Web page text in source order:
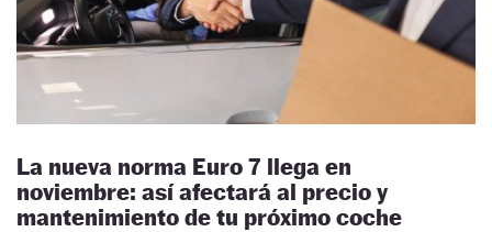
La nueva norma Euro 7 llega en
noviembre: así afectará al precio y
mantenimiento de tu próximo coche